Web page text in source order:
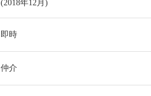
(2018年12月)
即時
仲介